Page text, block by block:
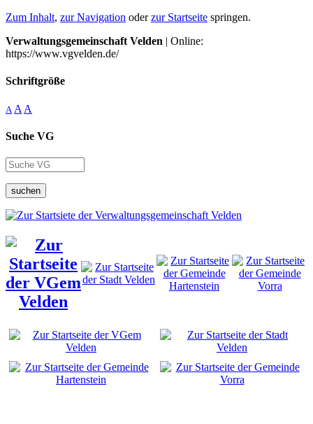
Zum Inhalt, zur Navigation oderzur Startseite springen.
Verwaltungsgemeinschaft Velden | Online:
https://www.vgvelden.de/
Schriftgröße
A A A
Suche VG
suchen